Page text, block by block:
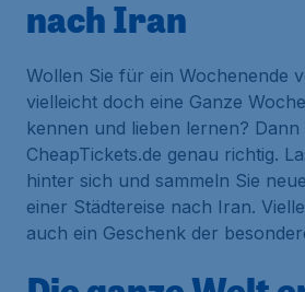
nach Iran
Wollen Sie für ein Wochenende
vielleicht doch eine Ganze
kennen und lieben lernen? Dann
CheapTickets.de genau richtig.
hinter sich und sammeln Sie
einer Städtereise nach Iran.
auch ein Geschenk der